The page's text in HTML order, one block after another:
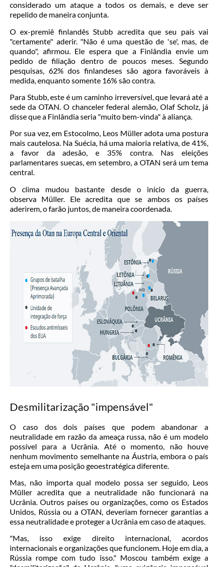
considerado um ataque a todos os demais, e deve ser
repelido de maneira conjunta.
O ex-premiê finlandês Stubb acredita que seu país vai
"certamente" aderir. "Não é uma questão de 'se', mas, de
quando", afirmou. Ele espera que a Finlândia envie um
pedido de filiação dentro de poucos meses. Segundo
pesquisas, 62% dos finlandeses são agora favoráveis à
medida, enquanto somente 16% são contra.
Para Stubb, este é um caminho irreversível, que levará até a
sede da OTAN. O chanceler federal alemão, Olaf Scholz, já
disse que a Finlândia seria "muito bem-vinda" à aliança.
Por sua vez, em Estocolmo, Leos Müller adota uma postura
mais cautelosa. Na Suécia, há uma maioria relativa, de 41%,
a favor da adesão, e 35% contra. Nas eleições
parlamentares suecas, em setembro, a OTAN será um tema
central.
O clima mudou bastante desde o início da guerra,
observa Müller. Ele acredita que se ambos os países
aderirem, o farão juntos, de maneira coordenada.
Desmilitarização "impensável"
O caso dos dois países que podem abandonar a
neutralidade em razão da ameaça russa, não é um modelo
possível para a Ucrânia. Até o momento, não houve
nenhum movimento semelhante na Áustria, embora o país
esteja em uma posição geoestratégica diferente.
Mas, não importa qual modelo possa ser seguido, Leos
Müller acredita que a neutralidade não funcionará na
Ucrânia. Outros países ou organizações, como os Estados
Unidos, Rússia ou a OTAN, deveriam fornecer garantias a
essa neutralidade e proteger a Ucrânia em caso de ataques.
"Mas, isso exige direito internacional, acordos
internacionais e organizações que funcionem. Hoje em dia, a
Rússia rompe com tudo isso." Moscou também exige a